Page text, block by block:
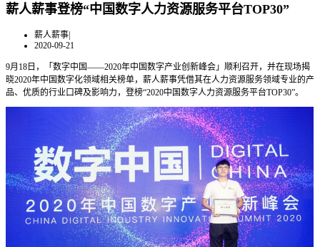
薪人薪事登榜“中国数字人力资源服务平台TOP30”
薪人薪事|
2020-09-21
9月 18 日，「数字中国——2020年中国数字产业创新峰会」顺利召开，并在现场揭
晓2020年中国数字化领域相关榜单， 薪人薪事凭借其在人力资源服务领域专业的产
品、优质的行业口碑及影响力，登榜“2020中国数字人力资源服务平台TOP30”。